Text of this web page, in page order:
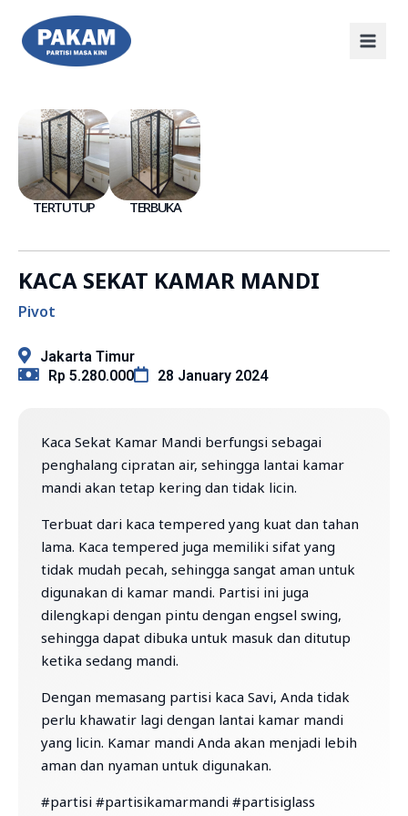
TERTUTUP TERBUKA
KACA SEKAT KAMAR MANDI
Pivot
Jakarta Timur
Rp 5.280.000
28 January 2024
Kaca Sekat Kamar Mandi berfungsi sebagai
penghalang cipratan air, sehingga lantai kamar
mandi akan tetap kering dan tidak licin.
Terbuat dari kaca tempered yang kuat dan tahan
lama. Kaca tempered juga memiliki sifat yang
tidak mudah pecah, sehingga sangat aman untuk
digunakan di kamar mandi. Partisi ini juga
dilengkapi dengan pintu dengan engsel swing,
sehingga dapat dibuka untuk masuk dan ditutup
ketika sedang mandi.
Dengan memasang partisi kaca Savi, Anda tidak
perlu khawatir lagi dengan lantai kamar mandi
yang licin. Kamar mandi Anda akan menjadi lebih
aman dan nyaman untuk digunakan.
#partisi #partisikamarmandi #partisiglass